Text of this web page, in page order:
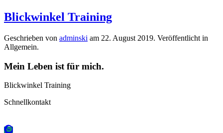
Blickwinkel Training
Geschrieben von adminski am 22. August 2019. Veröffentlicht in
Allgemein.
Mein Leben ist für mich.
Blickwinkel Training
Schnellkontakt